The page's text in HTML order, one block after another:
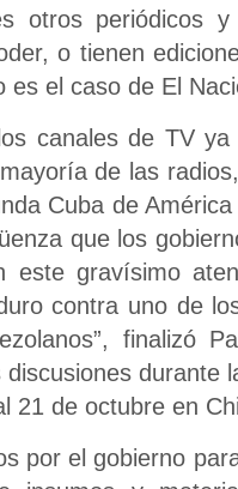
otros periódicos
o tienen
el caso de El
canales de TV
de las
Cuba de
que los
este gravísimo
contra uno de
finalizó
durante
21 de octubre en
por el gobierno